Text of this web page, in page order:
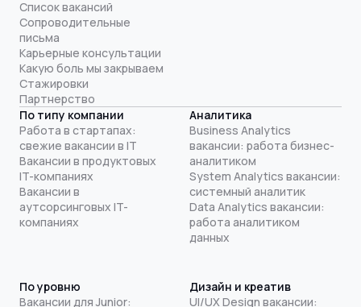
Список вакансий
Сопроводительные
письма
Карьерные консультации
Какую боль мы закрываем
Стажировки
Партнерство
По типу компании
Работа в стартапах:
свежие вакансии в IT
Вакансии в продуктовых
IT-компаниях
Вакансии в
аутсорсинговых IT-
компаниях
Аналитика
Business Analytics
вакансии: работа бизнес-
аналитиком
System Analytics вакансии:
системный аналитик
Data Analytics вакансии:
работа аналитиком
данных
По уровню
Вакансии для Junior:
Дизайн и креатив
UI/UX Design вакансии: